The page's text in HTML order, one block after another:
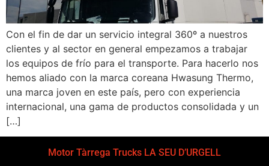
Con el fin de dar un servicio integral 360º a nuestros
clientes y al sector en general empezamos a trabajar
los equipos de frío para el transporte. Para hacerlo nos
hemos aliado con la marca coreana Hwasung Thermo,
una marca joven en este país, pero con experiencia
internacional, una gama de productos consolidada y un
[…]
Motor Tàrrega Trucks LA SEU D’URGELL